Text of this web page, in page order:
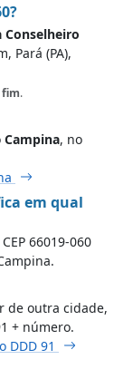
Conselheiro
Pará (PA),
fim.
Campina, no
em qual
66019-060
de outra cidade,
+ número.
DDD 91